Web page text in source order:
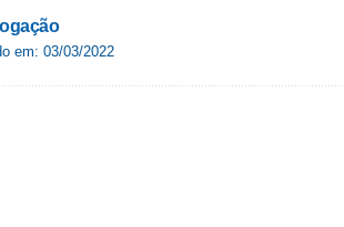
em: 03/03/2022